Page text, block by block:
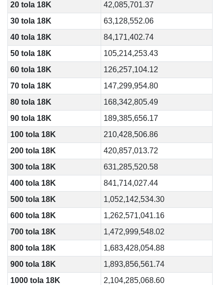
20 tola 18K
42,085,701.37
30 tola 18K
63,128,552.06
40 tola 18K
84,171,402.74
50 tola 18K
105,214,253.43
60 tola 18K
126,257,104.12
70 tola 18K
147,299,954.80
80 tola 18K
168,342,805.49
90 tola 18K
189,385,656.17
100 tola 18K
210,428,506.86
200 tola 18K
420,857,013.72
300 tola 18K
631,285,520.58
400 tola 18K
841,714,027.44
500 tola 18K
1,052,142,534.30
600 tola 18K
1,262,571,041.16
700 tola 18K
1,472,999,548.02
800 tola 18K
1,683,428,054.88
900 tola 18K
1,893,856,561.74
1000 tola 18K
2,104,285,068.60